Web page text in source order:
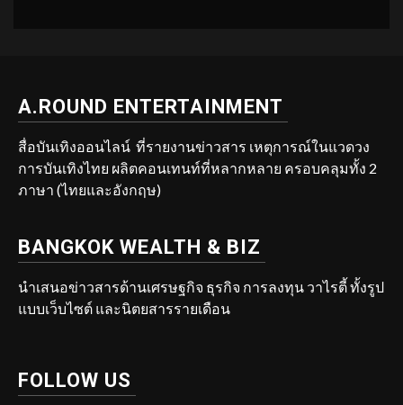
A.ROUND ENTERTAINMENT
สื่อบันเทิงออนไลน์ ที่รายงานข่าวสาร เหตุการณ์ในแวดวง
การบันเทิงไทย ผลิตคอนเทนท์ที่หลากหลาย ครอบคลุมทั้ง 2
ภาษา (ไทยและอังกฤษ)
BANGKOK WEALTH & BIZ
นำเสนอข่าวสารด้านเศรษฐกิจ ธุรกิจ การลงทุน วาไรตี้ ทั้งรูป
แบบเว็บไซต์ และนิตยสารรายเดือน
FOLLOW US